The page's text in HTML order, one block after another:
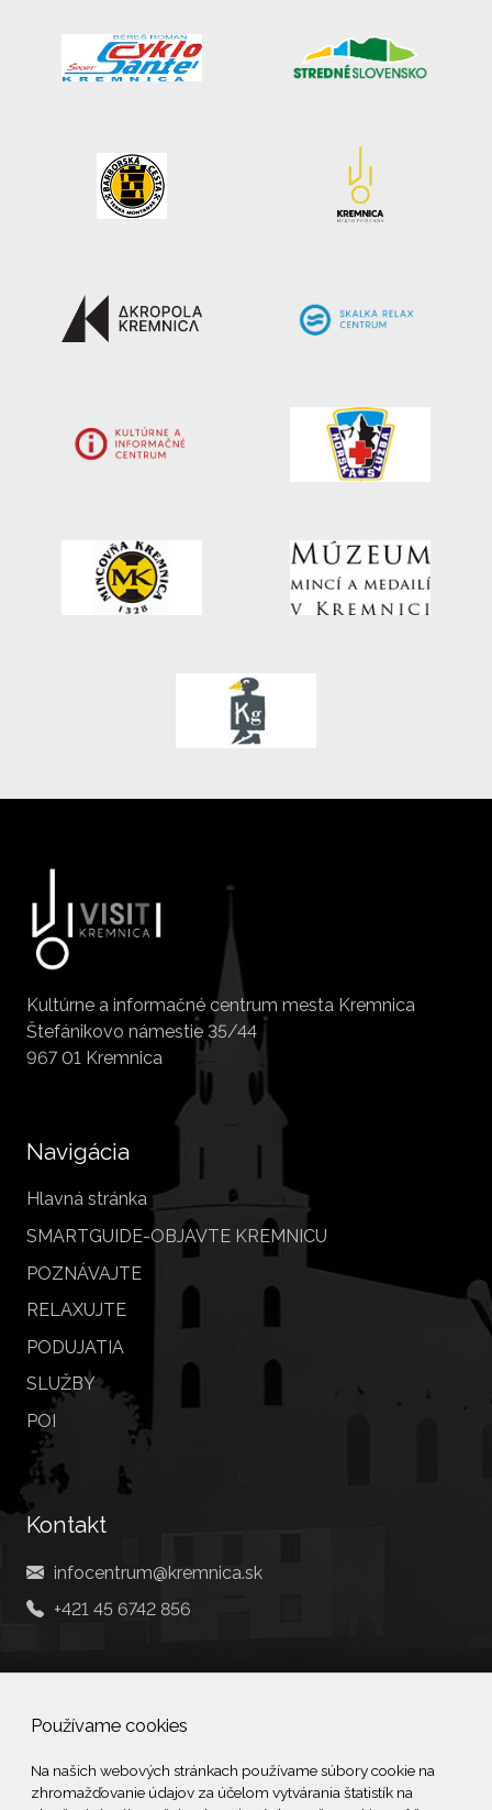
Používame cookies
Na našich webových stránkach používame súbory cookie na
zhromažďovanie údajov za účelom vytvárania štatistík na
Kultúrne a informačné centrum mesta Kremnica
Štefánikovo námestie 35/44
967 01 Kremnica
Navigácia
Hlavná stránka
SMARTGUIDE-OBJAVTE KREMNICU
POZNÁVAJTE
RELAXUJTE
PODUJATIA
SLUŽBY
POI
Kontakt
infocentrum@kremnica.sk
+421 45 6742 856
Social
Facebook